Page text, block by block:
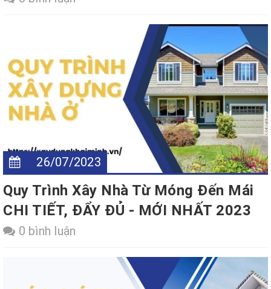
26/07/2023
Quy Trình Xây Nhà Từ Móng Đến Mái
CHI TIẾT, ĐẨY ĐỦ - MỚI NHẤT 2023
0 bình luận